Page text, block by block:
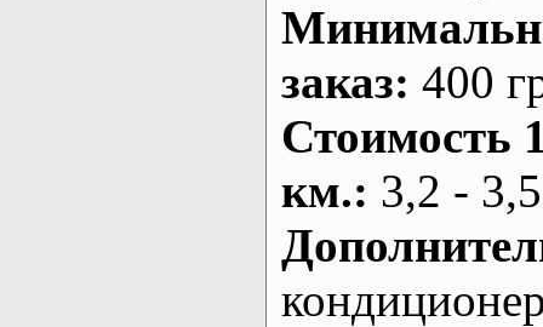
заказ: 400
Стоимость
км.: 3,2 -